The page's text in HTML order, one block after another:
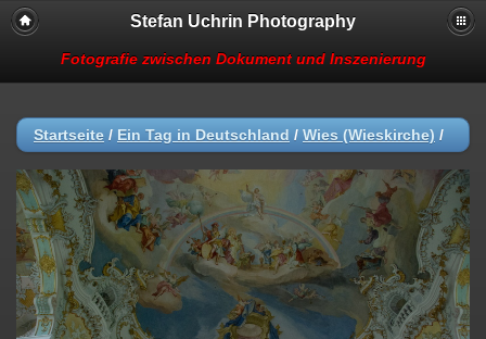
Stefan Uchrin Photography
Fotografie zwischen Dokument und Inszenierung
Startseite / Ein Tag in Deutschland / Wies (Wieskirche) /